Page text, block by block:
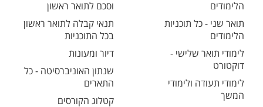
הלימודים
תואר שני - כל תוכניות
הלימודים
לימודי תואר שלישי -
דוקטורט
לימודי תעודה ולימודי
המשך
וסכם לתואר ראשון
תנאי קבלה לתואר ראשון
בכל התוכניות
דיור ומעונות
שנתון האוניברסיטה - כל
התארים
קטלוג הקורסים